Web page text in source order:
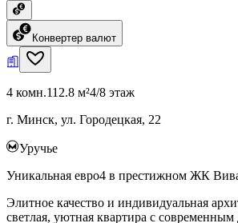
Конвертер валют
4 комн.112.8 м²4/8 этаж
г. Минск, ул. Городецкая, 22
Уручье
Уникальная евро4 в престижном ЖК
Элитное качество и индивидуальная
светлая, уютная квартира с